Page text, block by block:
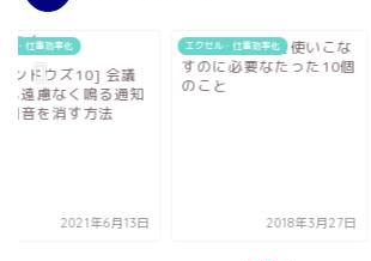
ル・仕事効率化
ル関数を使いこな
に必要なたった10個
と
2018年3月27日
エクセル・仕事効率化
If関数って難しく考えら
れ過ぎだと思う （問題
編）
2018年3月23日